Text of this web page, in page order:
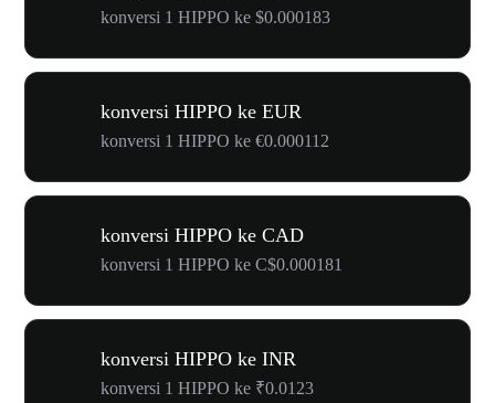
konversi 1 HIPPO ke $0.000183
konversi HIPPO ke EUR
konversi 1 HIPPO ke €0.000112
konversi HIPPO ke CAD
konversi 1 HIPPO ke C$0.000181
konversi HIPPO ke INR
konversi 1 HIPPO ke ₹0.0123